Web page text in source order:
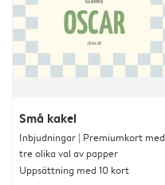
Små kakel
Inbjudningar | Premiumkort med
tre olika val av papper
Uppsättning med 10 kort